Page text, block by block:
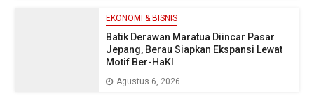
EKONOMI & BISNIS
Batik Derawan Maratua Diincar Pasar
Jepang, Berau Siapkan Ekspansi Lewat
Motif Ber-HaKI
Agustus 6, 2026